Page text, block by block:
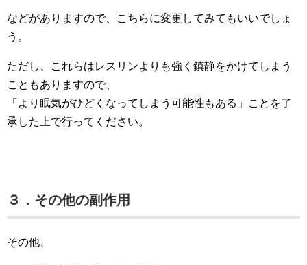
などがありますので、こちらに変更してみてもいいでしょ
う。
ただし、これらはレスリンよりも強く鎮静をかけてしまう
こともありますので、
「より眠気がひどくなってしまう可能性もある」ことを了
承した上で行ってください。
３．その他の副作用
その他、